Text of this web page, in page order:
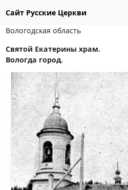
Сайт Русские Церкви
Вологодская область
Святой Екатерины храм.
Вологда город.